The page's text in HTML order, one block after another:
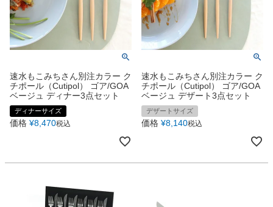
速水もこみちさん別注カラー ク
チポール（Cutipol） ゴア/GOA
ベージュ ディナー3点セット
ディナーサイズ
価格 ¥8,470税込
速水もこみちさん別注カラー ク
チポール（Cutipol） ゴア/GOA
ベージュ デザート3点セット
デザートサイズ
価格 ¥8,140税込